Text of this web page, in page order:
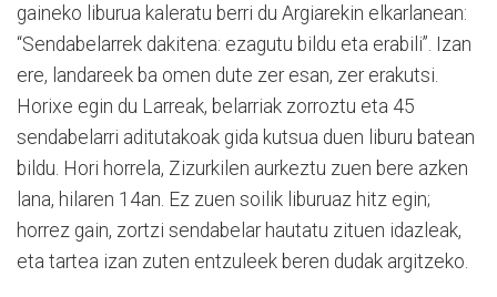
gaineko liburua kaleratu berri du Argiarekin elkarlanean:
“Sendabelarrek dakitena: ezagutu bildu eta erabili”. Izan
ere, landareek ba omen dute zer esan, zer erakutsi.
Horixe egin du Larreak, belarriak zorroztu eta 45
sendabelarri aditutakoak gida kutsua duen liburu batean
bildu. Hori horrela, Zizurkilen aurkeztu zuen bere azken
lana, hilaren 14an. Ez zuen soilik liburuaz hitz egin;
horrez gain, zortzi sendabelar hautatu zituen idazleak,
eta tartea izan zuten entzuleek beren dudak argitzeko.